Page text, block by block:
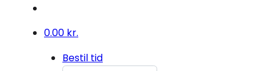
0.00 kr.
Bestil tid